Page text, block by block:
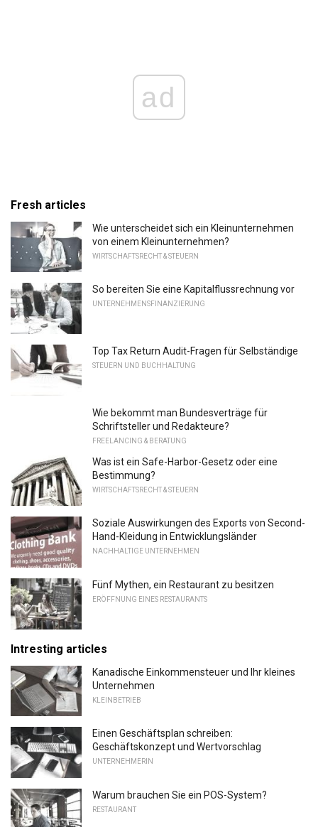
ad
Fresh articles
Wie unterscheidet sich ein Kleinunternehmen
von einem Kleinunternehmen?
WIRTSCHAFTSRECHT & STEUERN
So bereiten Sie eine Kapitalflussrechnung vor
UNTERNEHMENSFINANZIERUNG
Top Tax Return Audit-Fragen für Selbständige
STEUERN UND BUCHHALTUNG
Wie bekommt man Bundesverträge für
Schriftsteller und Redakteure?
FREELANCING & BERATUNG
Was ist ein Safe-Harbor-Gesetz oder eine
Bestimmung?
WIRTSCHAFTSRECHT & STEUERN
Soziale Auswirkungen des Exports von Second-
Hand-Kleidung in Entwicklungsländer
NACHHALTIGE UNTERNEHMEN
Fünf Mythen, ein Restaurant zu besitzen
ERÖFFNUNG EINES RESTAURANTS
Intresting articles
Kanadische Einkommensteuer und Ihr kleines
Unternehmen
KLEINBETRIEB
Einen Geschäftsplan schreiben:
Geschäftskonzept und Wertvorschlag
UNTERNEHMERIN
Warum brauchen Sie ein POS-System?
RESTAURANT